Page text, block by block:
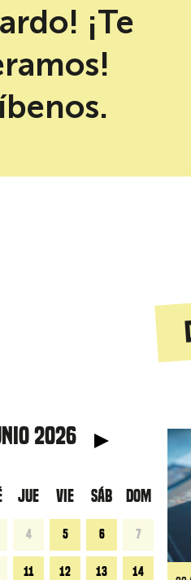
reservar en
Mejor precio garantizado
¡Te
2026
JUE VIE SÁB DOM
4 5 6 7
11 12 13 14